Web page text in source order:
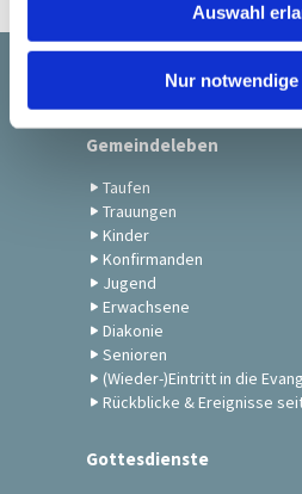
Auswahl
Nur
Startseite
Gemeindeleben
Taufen
Trauungen
Kinder
Konfirmanden
Jugend
Erwachsene
Diakonie
Senioren
(Wieder-)Eintritt in die
Rückblicke & Ereignisse
Gottesdienste